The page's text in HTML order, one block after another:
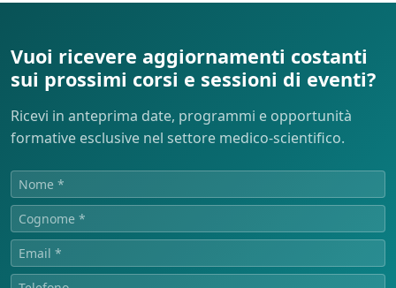
Vuoi ricevere aggiornamenti costanti
sui prossimi corsi e sessioni di eventi?
Ricevi in anteprima date, programmi e opportunità
formative esclusive nel settore medico-scientifico.